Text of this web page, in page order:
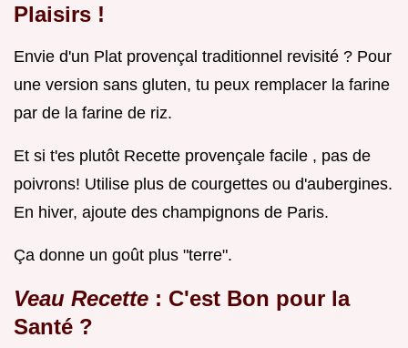
Plaisirs !
Envie d'un Plat provençal traditionnel revisité ? Pour
une version sans gluten, tu peux remplacer la farine
par de la farine de riz.
Et si t'es plutôt Recette provençale facile , pas de
poivrons! Utilise plus de courgettes ou d'aubergines.
En hiver, ajoute des champignons de Paris.
Ça donne un goût plus "terre".
Veau Recette : C'est Bon pour la
Santé ?